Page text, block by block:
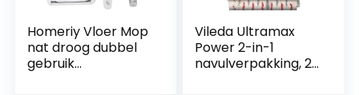
Homeriy Vloer Mop
nat droog dubbel
gebruik
Vileda Ultramax
Power 2-in-1
navulverpakking, 2